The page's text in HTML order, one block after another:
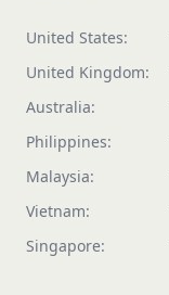
United States:
United Kingdom:
Australia:
Philippines:
Malaysia:
Vietnam:
Singapore: